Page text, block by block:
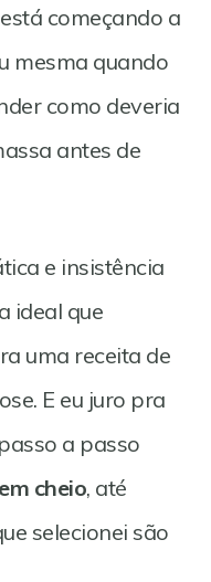
começando a
mesma quando
como deveria
antes de
e insistência
ideal que
uma receita de
E eu juro pra
a passo
cheio, até
selecionei são